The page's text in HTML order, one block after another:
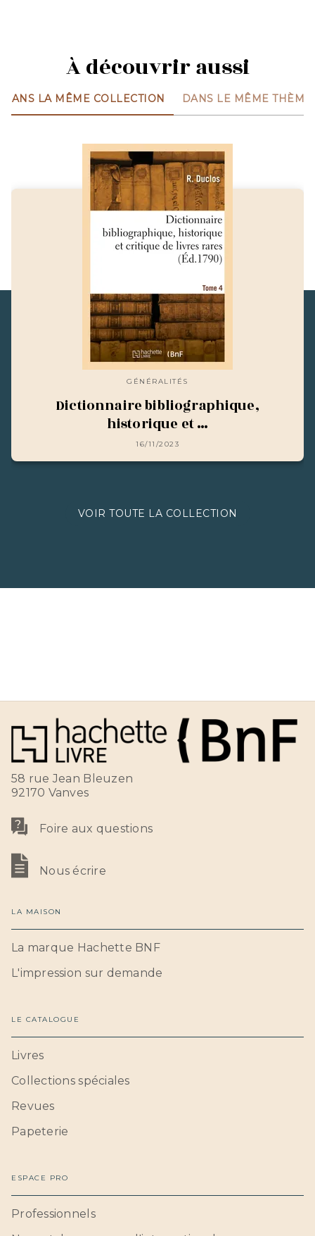
À découvrir aussi
DANS LA MÊME COLLECTION DANS LE MÊME THÈME
GÉNÉRALITÉS
Dictionnaire bibliographique,
historique et …
16/11/2023
VOIR TOUTE LA COLLECTION
58 rue Jean Bleuzen
92170 Vanves
Foire aux questions
Nous écrire
LA MAISON
La marque Hachette BNF
L'impression sur demande
LE CATALOGUE
Livres
Collections spéciales
Revues
Papeterie
ESPACE PRO
Professionnels